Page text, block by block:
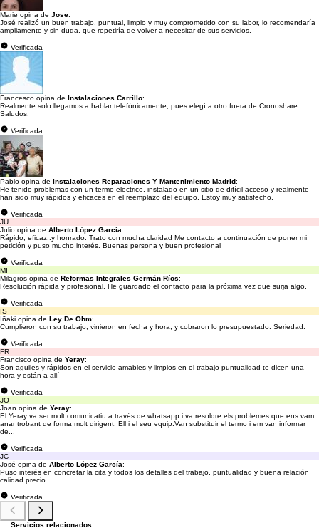
Marie opina de Jose:
José realizó un buen trabajo, puntual, limpio y muy comprometido con su labor, lo recomendaría
ampliamente y sin duda, que repetiría de volver a necesitar de sus servicios.
Verificada
Francesco opina de Instalaciones Carrillo:
Realmente solo llegamos a hablar telefónicamente, pues elegí a otro fuera de Cronoshare.
Saludos.
Verificada
Pablo opina de Instalaciones Reparaciones Y Mantenimiento Madrid:
He tenido problemas con un termo electrico, instalado en un sitio de difícil acceso y realmente
han sido muy rápidos y eficaces en el reemplazo del equipo. Estoy muy satisfecho.
Verificada
JU
Julio opina de Alberto López García:
Rápido, eficaz..y honrado. Trato con mucha claridad Me contacto a continuación de poner mi
petición y puso mucho interés. Buenas persona y buen profesional
Verificada
MI
Milagros opina de Reformas Integrales Germán Ríos:
Resolución rápida y profesional. He guardado el contacto para la próxima vez que surja algo.
Verificada
IS
Iñaki opina de Ley De Ohm:
Cumplieron con su trabajo, vinieron en fecha y hora, y cobraron lo presupuestado. Seriedad.
Verificada
FR
Francisco opina de Yeray:
Son aguiles y rápidos en el servicio amables y limpios en el trabajo puntualidad te dicen una
hora y están a allí
Verificada
JO
Joan opina de Yeray:
El Yeray va ser molt comunicatiu a través de whatsapp i va resoldre els problemes que ens vam
anar trobant de forma molt dirigent. Ell i el seu equip.Van substituir el termo i em van informar
de...
Verificada
JC
José opina de Alberto López García:
Puso interés en concretar la cita y todos los detalles del trabajo, puntualidad y buena relación
calidad precio.
Verificada
Servicios relacionados